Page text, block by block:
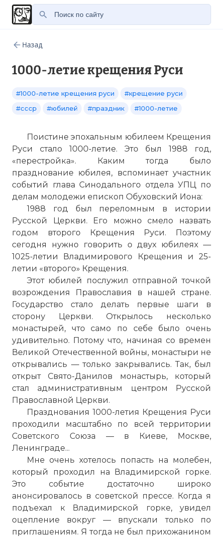
Назад
1000-летие крещения Руси
#1000-летие крещения руси
#крещение руси
#ссср
#юбилей #праздник #1000-летие
Поистине эпохальным юбилеем Крещения
Руси стало 1000-летие. Это был 1988 год,
«перестройка». Каким тогда было
празднование юбилея, вспоминает участник
событий глава Синодального отдела УПЦ по
делам молодежи епископ Обуховский Иона:
1988 год был переломным в истории
Русской Церкви. Его можно смело назвать
годом второго Крещения Руси. Поэтому
сегодня нужно говорить о двух юбилеях —
1025-летии Владимирового Крещения и 25-
летии «второго» Крещения.
Этот юбилей послужил отправной точкой
возрождения Православия в нашей стране.
Государство стало делать первые шаги в
сторону Церкви. Открылось несколько
монастырей, что само по себе было очень
удивительно. Потому что, начиная со времен
Великой Отечественной войны, монастыри не
открывались — только закрывались. Так, был
открыт Свято-Данилов монастырь, который
стал административным центром Русской
Православной Церкви.
Празднования 1000-летия Крещения Руси
проходили масштабно по всей территории
Советского Союза — в Киеве, Москве,
Ленинграде...
Мне очень хотелось попасть на молебен,
который проходил на Владимирской горке.
Это событие достаточно широко
анонсировалось в советской прессе. Когда я
подъехал к Владимирской горке, увидел
оцепление вокруг — впускали только по
приглашениям. Я тогда не был прихожанином